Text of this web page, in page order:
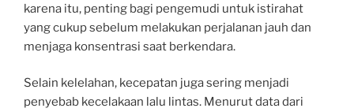
karena itu, penting bagi pengemudi untuk istirahat
yang cukup sebelum melakukan perjalanan jauh dan
menjaga konsentrasi saat berkendara.
Selain kelelahan, kecepatan juga sering menjadi
penyebab kecelakaan lalu lintas. Menurut data dari